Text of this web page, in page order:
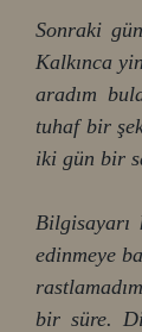
Sonraki
Kalkınca
aradım
tuhaf bir
iki gün bir
Bilgisayarı
edinmeye
bir süre.